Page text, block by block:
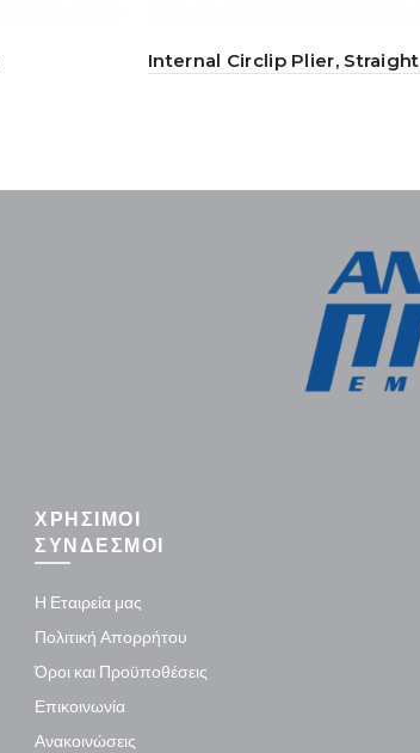
Internal Circlip Plier, Straight
ΧΡΗΣΙΜΟΙ
ΣΥΝΔΕΣΜΟΙ
Η Εταιρεία μας
Πολιτική Απορρήτου
Όροι και Προϋποθέσεις
Επικοινωνία
Ανακοινώσεις